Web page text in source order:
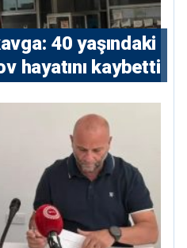
40 yaşındaki
hayatını kaybetti